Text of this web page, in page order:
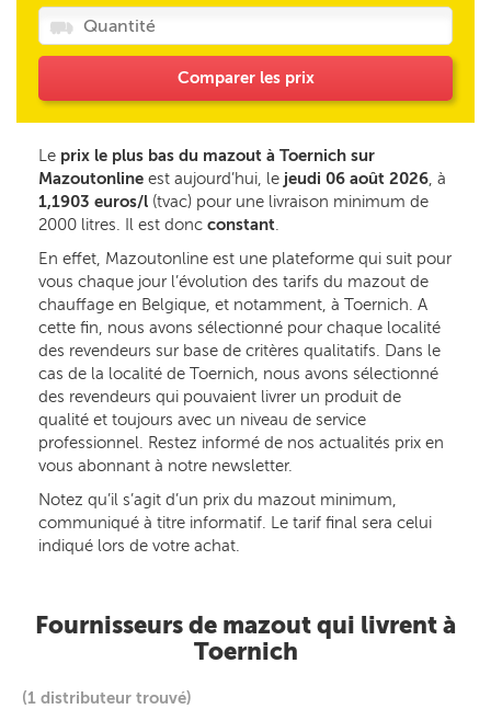
Comparer les prix
Le prix le plus bas du mazout à Toernich sur
Mazoutonline est aujourd’hui, le jeudi 06 août 2026, à
1,1903 euros/l (tvac) pour une livraison minimum de
2000 litres. Il est donc constant.
En effet, Mazoutonline est une plateforme qui suit pour
vous chaque jour l’évolution des tarifs du mazout de
chauffage en Belgique, et notamment, à Toernich. A
cette fin, nous avons sélectionné pour chaque localité
des revendeurs sur base de critères qualitatifs. Dans le
cas de la localité de Toernich, nous avons sélectionné
des revendeurs qui pouvaient livrer un produit de
qualité et toujours avec un niveau de service
professionnel. Restez informé de nos actualités prix en
vous abonnant à notre newsletter.
Notez qu’il s’agit d’un prix du mazout minimum,
communiqué à titre informatif. Le tarif final sera celui
indiqué lors de votre achat.
Fournisseurs de mazout qui livrent à
Toernich
(1 distributeur trouvé)